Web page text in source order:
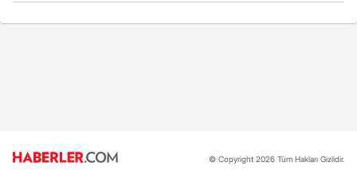
© Copyright 2026 Tüm Hakları Gizlidir.